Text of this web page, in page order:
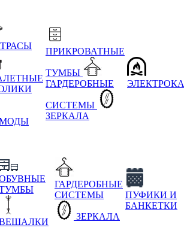
ПРИКРОВАТНЫЕ
ТУМБЫ
ГАРДЕРОБНЫЕ
СИСТЕМЫ
ЗЕРКАЛА
ГАРДЕРОБНЫЕ
СИСТЕМЫ
ЗЕРКАЛА
ПУФИКИ И
БАНКЕТКИ